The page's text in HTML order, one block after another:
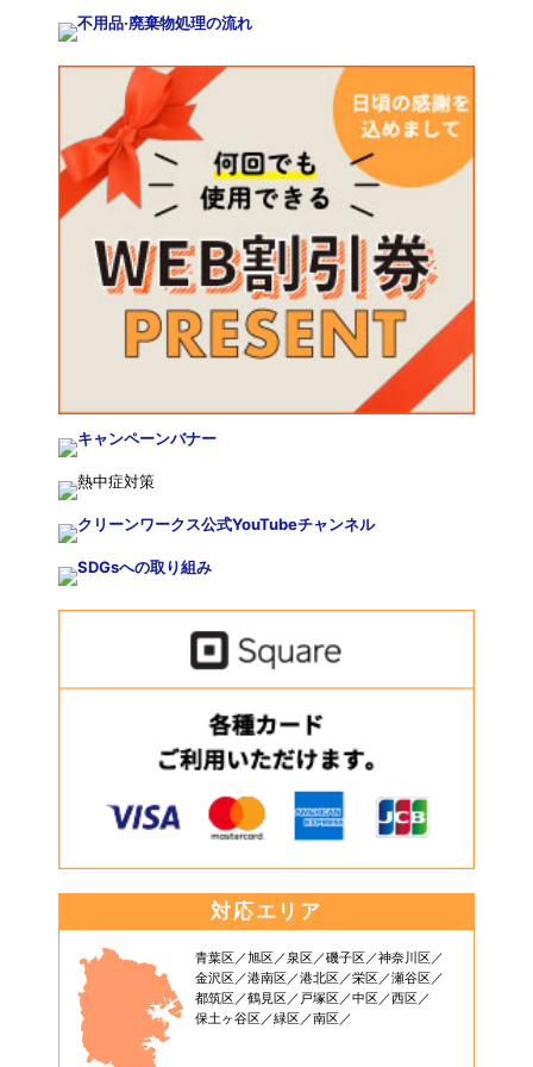
対応エリア
青葉区 旭区 泉区 磯子区
神奈川区
金沢区
港南区 港北区 栄区
瀬谷区
都筑区
鶴見区 戸塚区 中区
西区
保土ヶ谷区
緑区 南区